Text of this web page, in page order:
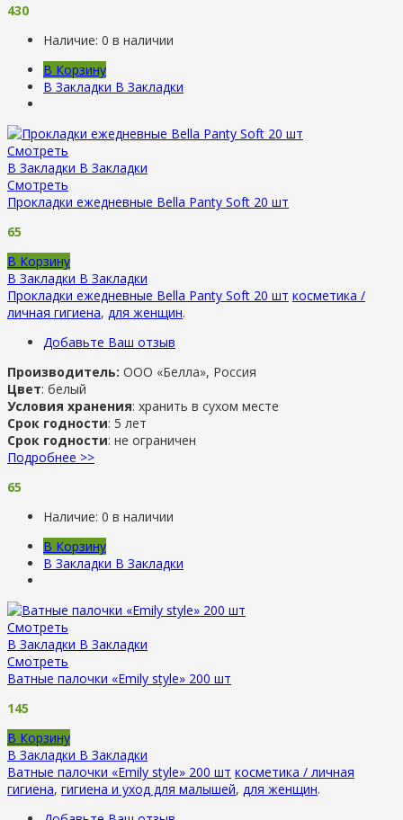
430
Наличие: 0 в наличии
В Корзину
В Закладки В Закладки
Смотреть
В Закладки В Закладки
Смотреть
Прокладки ежедневные Bella Panty Soft 20 шт
65
В Корзину
В Закладки В Закладки
Прокладки ежедневные Bella Panty Soft 20 шт косметика /
личная гигиена, для женщин.
Добавьте Ваш отзыв
Производитель: ООО «Белла», Россия
Цвет: белый
Условия хранения: хранить в сухом месте
Срок годности: 5 лет
Срок годности: не ограничен
Подробнее >>
65
Наличие: 0 в наличии
В Корзину
В Закладки В Закладки
Смотреть
В Закладки В Закладки
Смотреть
Ватные палочки «Emily style» 200 шт
145
В Корзину
В Закладки В Закладки
Ватные палочки «Emily style» 200 шт косметика / личная
гигиена, гигиена и уход для малышей, для женщин.